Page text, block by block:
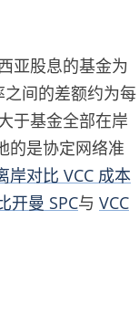
亚股息的基金为
间的差额约为每
于基金全部在岸
的是协定网络准
岸对比 VCC 成本
开曼 SPC与 VCC